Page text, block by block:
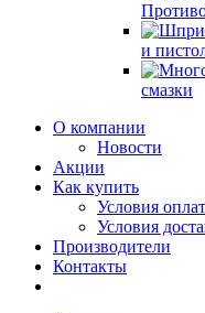
и
смазки
О компании
Новости
Акции
Как купить
Условия
Условия
Производители
Контакты